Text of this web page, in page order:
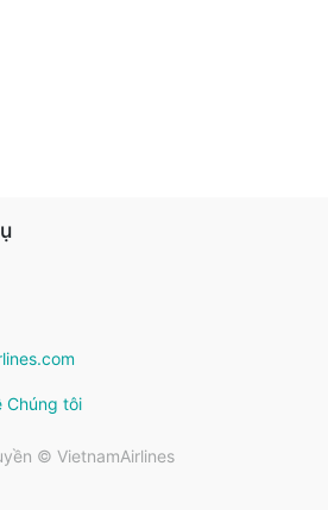
Chúng tôi
© VietnamAirlines